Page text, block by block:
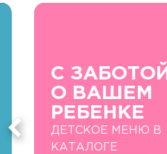
С ЗАБОТОЙ
О ВАШЕМ
РЕБЕНКЕ
ДЕТСКОЕ МЕНЮ В
КАТАЛОГЕ